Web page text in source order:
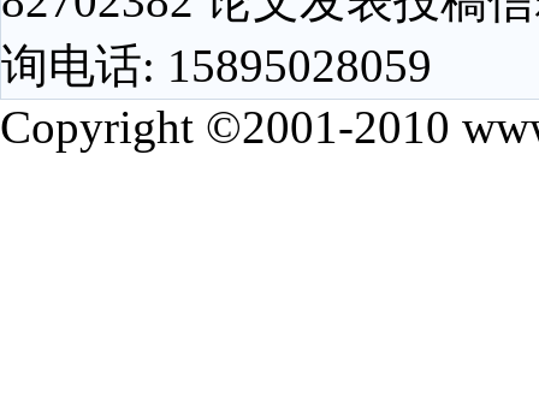
询电话: 15895028059
Copyright ©2001-2010